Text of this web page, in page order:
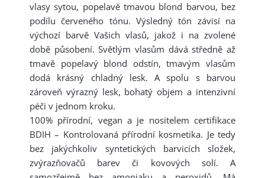
vlasy sytou, popelavě tmavou blond barvou, bez
podílu červeného tónu. Výsledný tón závisí na
výchozí barvě Vašich vlasů, jakož i na zvolené
době působení. Světlým vlasům dává středně až
tmavě popelavý blond odstín, tmavým vlasům
dodá krásný chladný lesk. A spolu s barvou
zároveň výrazný lesk, bohatý objem a intenzivní
péči v jednom kroku.
100% přírodní, vegan a je nositelem certifikace
BDIH – Kontrolovaná přírodní kosmetika. Je tedy
bez jakýchkoliv syntetických barvicích složek,
zvýrazňovačů barev či kovových solí. A